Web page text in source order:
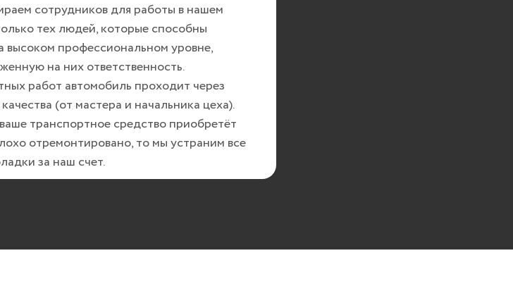
сотрудников для работы в нашем
тех людей, которые способны
высоком профессиональном уровне,
на них ответственность.
работ автомобиль проходит через
(от мастера и начальника цеха).
транспортное средство приобретёт
отремонтировано, то мы устраним все
за наш счет.